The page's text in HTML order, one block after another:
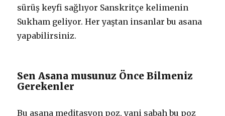
sürüş keyfi sağlıyor Sanskritçe kelimenin
Sukham geliyor. Her yaştan insanlar bu asana
yapabilirsiniz.
Sen Asana musunuz Önce Bilmeniz
Gerekenler
Bu asana meditasyon poz, yani sabah bu poz